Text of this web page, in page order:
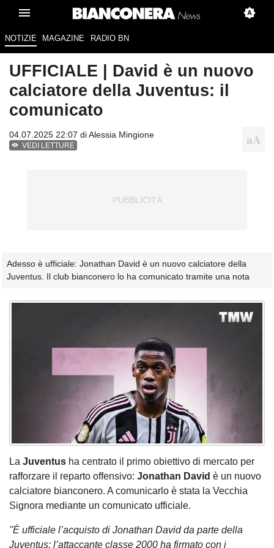
NOTIZIE MAGAZINE RADIO BN
UFFICIALE | David è un nuovo
calciatore della Juventus: il
comunicato
04.07.2025 22:07 diAlessia Mingione
VEDI LETTURE
Adesso è ufficiale: Jonathan David è un nuovo calciatore della
Juventus. Il club bianconero lo ha comunicato tramite una nota
La Juventus ha centrato il primo obiettivo di mercato per
rafforzare il reparto offensivo: Jonathan David è un nuovo
calciatore bianconero. A comunicarlo è stata la Vecchia
Signora mediante un comunicato ufficiale.
''È ufficiale l’acquisto di Jonathan David da parte della
Juventus: l’attaccante classe 2000 ha firmato con i